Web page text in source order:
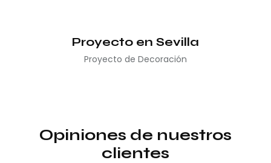
Proyecto en Sevilla
Proyecto de Decoración
Opiniones de nuestros
clientes